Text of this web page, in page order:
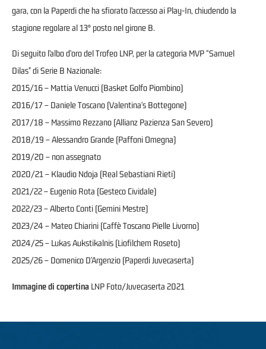
gara, con la Paperdi che ha sfiorato l’accesso ai Play-In, chiudendo la
stagione regolare al 13° posto nel girone B.
Di seguito l’albo d’oro del Trofeo LNP, per la categoria MVP “Samuel
Dilas” di Serie B Nazionale:
2015/16 – Mattia Venucci (Basket Golfo Piombino)
2016/17 – Daniele Toscano (Valentina’s Bottegone)
2017/18 – Massimo Rezzano (Allianz Pazienza San Severo)
2018/19 – Alessandro Grande (Paffoni Omegna)
2019/20 – non assegnato
2020/21 – Klaudio Ndoja (Real Sebastiani Rieti)
2021/22 – Eugenio Rota (Gesteco Cividale)
2022/23 – Alberto Conti (Gemini Mestre)
2023/24 – Mateo Chiarini (Caffè Toscano Pielle Livorno)
2024/25 – Lukas Aukstikalnis (Liofilchem Roseto)
2025/26 – Domenico D’Argenzio (Paperdi Juvecaserta)
Immagine di copertina LNP Foto/Juvecaserta 2021